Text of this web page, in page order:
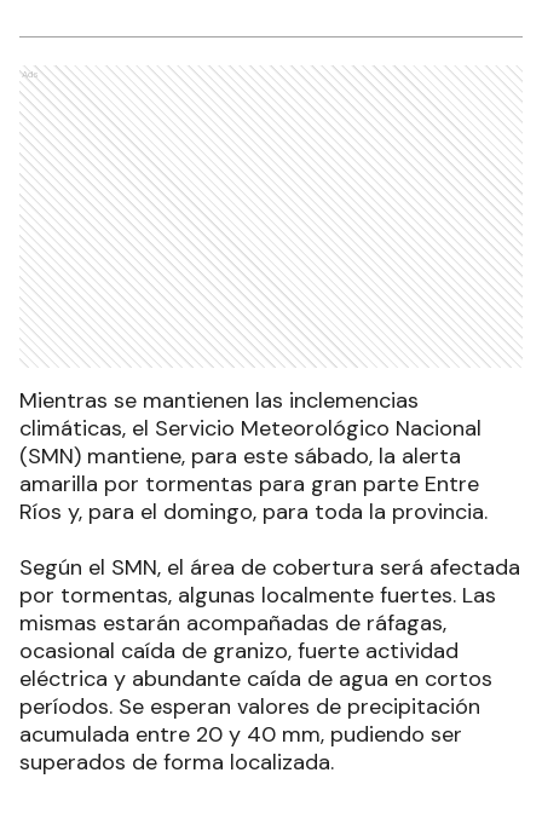
Ads
Mientras se mantienen las inclemencias
climáticas, el Servicio Meteorológico Nacional
(SMN) mantiene, para este sábado, la alerta
amarilla por tormentas para gran parte Entre
Ríos y, para el domingo, para toda la provincia.
Según el SMN, el área de cobertura será afectada
por tormentas, algunas localmente fuertes. Las
mismas estarán acompañadas de ráfagas,
ocasional caída de granizo, fuerte actividad
eléctrica y abundante caída de agua en cortos
períodos. Se esperan valores de precipitación
acumulada entre 20 y 40 mm, pudiendo ser
superados de forma localizada.